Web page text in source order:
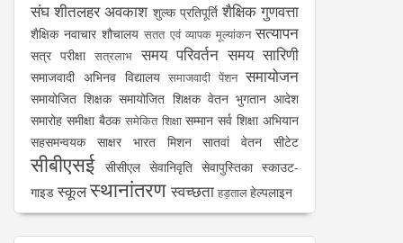
संघ शीतलहर अवकाश शुल्क प्रतिपूर्ति शैक्षिक गुणवत्ता
शैक्षिक नवाचार शौचालय सतत एवं व्यापक मूल्यांकन सत्यापन
सत्र परीक्षा सत्रलाभ समय परिवर्तन समय सारिणी
समाजवादी अभिनव विद्यालय समाजवादी पेंशन समायोजन
समायोजित शिक्षक समायोजित शिक्षक वेतन भुगतान आदेश
समारोह समीक्षा बैठक समेकित शिक्षा सम्मान सर्व शिक्षा अभियान
सहसमन्वयक
साक्षर भारत मिशन सातवां वेतन सीटेट
सीबीएसई सीसीएल सेवानिवृति सेवापुस्तिका स्काउट-
गाइड स्कूलस्थानांतरण स्वच्छता हड़तालहेल्पलाइन